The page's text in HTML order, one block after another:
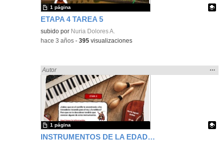
ETAPA 4 TAREA 5
Contenido educativo.
subido por Nuria Dolores A.
1 página
-hace 3 años -395 visualizaciones
INSTRUMENTOS DE LA EDAD MEDIA
Encontrado «brillo» en:
Autor
la
…
1 página